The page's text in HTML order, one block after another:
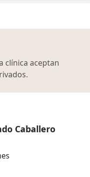
clínica aceptan
Caballero